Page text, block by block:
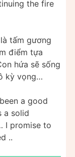
the fire
tấm gương
điểm tựa
hứa sẽ sống
kỳ vọng…
a good
a solid
I promise to
..